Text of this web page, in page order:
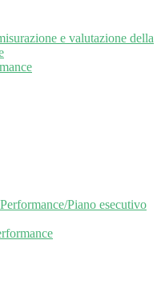
e valutazione della
Piano esecutivo